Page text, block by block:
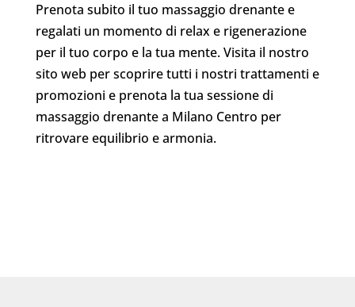
Prenota subito il tuo massaggio drenante e
regalati un momento di relax e rigenerazione
per il tuo corpo e la tua mente. Visita il nostro
sito web per scoprire tutti i nostri trattamenti e
promozioni e prenota la tua sessione di
massaggio drenante a Milano Centro per
ritrovare equilibrio e armonia.